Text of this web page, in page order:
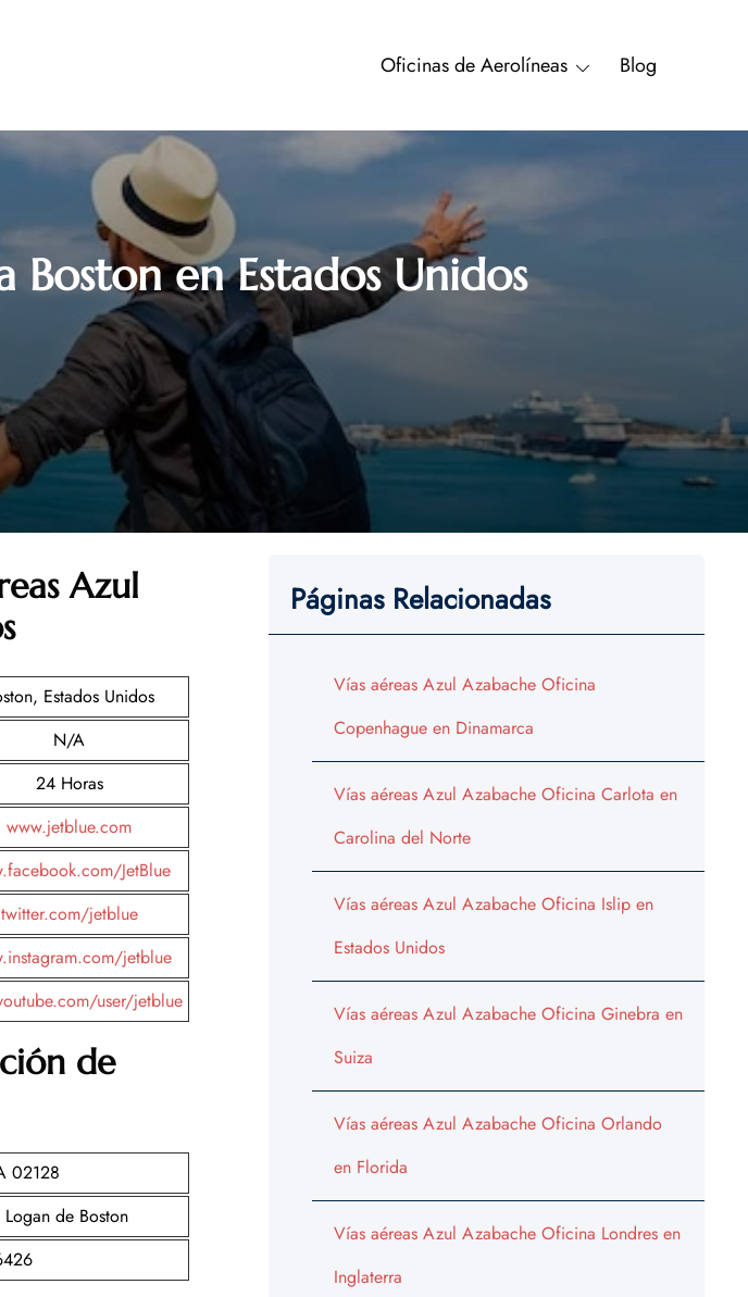
Oficinas de Aerolíneas Blog
Boston en Estados Unidos
Azul
Estados Unidos
N/A
24 Horas
www.jetblue.com
JetBlue
twitter.com/jetblue
jetblue
user/jetblue
de
02128
de Boston
Páginas Relacionadas
Vías aéreas Azul Azabache Oficina
Copenhague en Dinamarca
Vías aéreas Azul Azabache Oficina Carlota en
Carolina del Norte
Vías aéreas Azul Azabache Oficina Islip en
Estados Unidos
Vías aéreas Azul Azabache Oficina Ginebra en
Suiza
Vías aéreas Azul Azabache Oficina Orlando
en Florida
Vías aéreas Azul Azabache Oficina Londres en
Inglaterra